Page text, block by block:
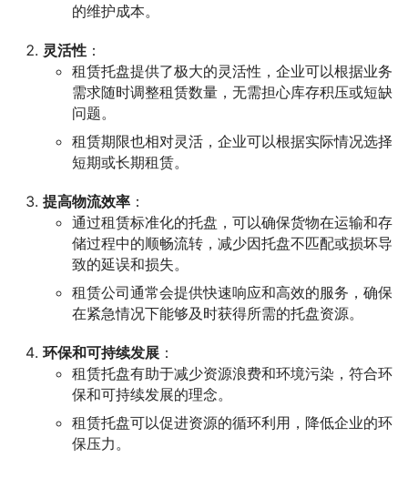
的维护成本。
灵活性 ：
租赁托盘提供了极大的灵活性，企业可以根据业务
需求随时调整租赁数量，无需担心库存积压或短缺
问题。
租赁期限也相对灵活，企业可以根据实际情况选择
短期或长期租赁。
提高物流效率 ：
通过租赁标准化的托盘，可以确保货物在运输和存
储过程中的顺畅流转，减少因托盘不匹配或损坏导
致的延误和损失。
租赁公司通常会提供快速响应和高效的服务，确保
在紧急情况下能够及时获得所需的托盘资源。
环保和可持续发展 ：
租赁托盘有助于减少资源浪费和环境污染，符合环
保和可持续发展的理念。
租赁托盘可以促进资源的循环利用，降低企业的环
保压力。